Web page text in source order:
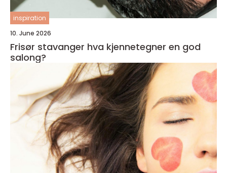
inspiration
10. June 2026
Frisør stavanger hva kjennetegner en god
salong?